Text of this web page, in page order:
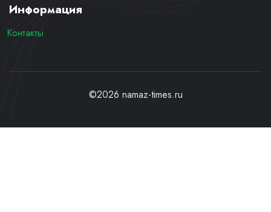
Информация
Контакты
©2026 namaz-times.ru